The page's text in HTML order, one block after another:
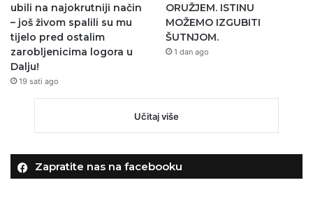
ubili na najokrutniji način
– još živom spalili su mu
tijelo pred ostalim
zarobljenicima logora u
Dalju!
19 sati ago
ORUŽJEM. ISTINU
MOŽEMO IZGUBITI
ŠUTNJOM.
1 dan ago
Učitaj više
Zapratite nas na facebooku